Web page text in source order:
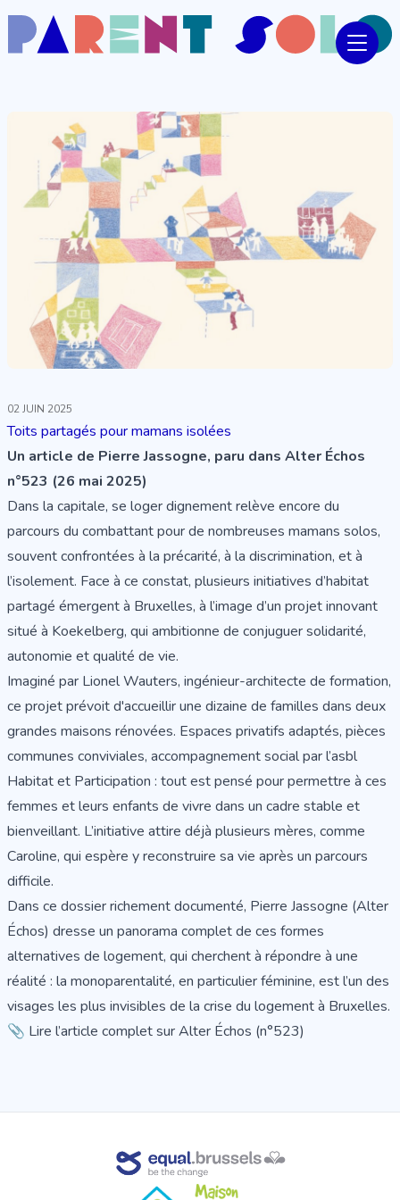
02 JUIN 2025
Toits partagés pour mamans isolées
Un article de Pierre Jassogne, paru dans Alter Échos
n°523 (26 mai 2025)
Dans la capitale, se loger dignement relève encore du
parcours du combattant pour de nombreuses mamans solos,
souvent confrontées à la précarité, à la discrimination, et à
l’isolement. Face à ce constat, plusieurs initiatives d’habitat
partagé émergent à Bruxelles, à l’image d’un projet innovant
situé à Koekelberg, qui ambitionne de conjuguer solidarité,
autonomie et qualité de vie.
Imaginé par Lionel Wauters, ingénieur-architecte de formation,
ce projet prévoit d'accueillir une dizaine de familles dans deux
grandes maisons rénovées. Espaces privatifs adaptés, pièces
communes conviviales, accompagnement social par l’asbl
Habitat et Participation : tout est pensé pour permettre à ces
femmes et leurs enfants de vivre dans un cadre stable et
bienveillant. L’initiative attire déjà plusieurs mères, comme
Caroline, qui espère y reconstruire sa vie après un parcours
difficile.
Dans ce dossier richement documenté, Pierre Jassogne (Alter
Échos) dresse un panorama complet de ces formes
alternatives de logement, qui cherchent à répondre à une
réalité : la monoparentalité, en particulier féminine, est l’un des
visages les plus invisibles de la crise du logement à Bruxelles.
📎 Lire l’article complet sur Alter Échos (n°523)